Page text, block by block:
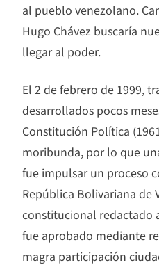
al pueblo venezolano.
Hugo Chávez buscaría
llegar al poder.
El 2 de febrero de 1999,
desarrollados pocos
Constitución Política
moribunda, por lo que
fue impulsar un proceso
República Bolivariana de
constitucional redactado
fue aprobado mediante
magra participación